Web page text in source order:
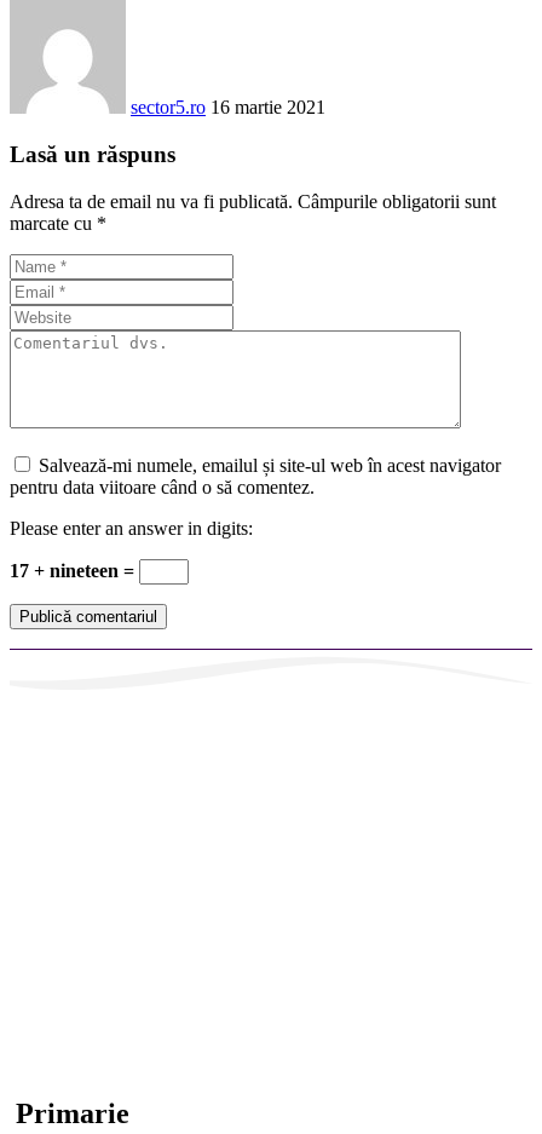
sector5.ro 16 martie 2021
Lasă un răspuns
Adresa ta de email nu va fi publicată. Câmpurile obligatorii sunt
marcate cu *
Salvează-mi numele, emailul și site-ul web în acest navigator
pentru data viitoare când o să comentez.
Please enter an answer in digits:
17 + nineteen =
Primarie